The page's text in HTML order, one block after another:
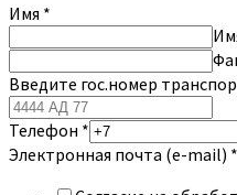
Имя *
Введите гос.номер
Телефон *
Электронная почта (e-mail) *